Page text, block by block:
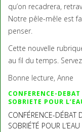
qu’on recadrera,
Notre pêle-mêle est
penser.
Cette nouvelle
au fil du temps.
Bonne lecture, Anne
CONFERENCE-
SOBRIETE POUR
CONFÉRENCE-DÉBAT
SOBRIÉTÉ POUR